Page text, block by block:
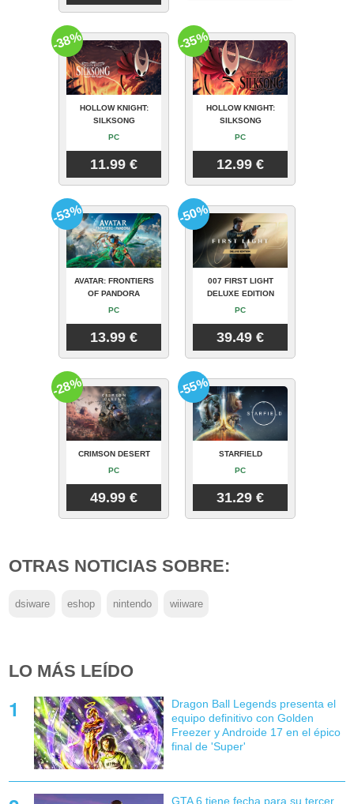
HOLLOW KNIGHT:
SILKSONG
PC
11.99 €
-38%
HOLLOW KNIGHT:
SILKSONG
PC
12.99 €
-35%
AVATAR: FRONTIERS
OF PANDORA
PC
13.99 €
-53%
007 FIRST LIGHT
DELUXE EDITION
PC
39.49 €
-50%
CRIMSON DESERT
PC
49.99 €
-28%
STARFIELD
PC
31.29 €
-55%
OTRAS NOTICIAS SOBRE:
dsiware eshop nintendo wiiware
LO MÁS LEÍDO
Dragon Ball Legends presenta el
equipo definitivo con Golden
Freezer y Androide 17 en el épico
final de 'Super'
GTA 6 tiene fecha para su tercer